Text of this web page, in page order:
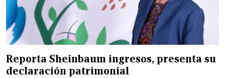
Reporta Sheinbaum ingresos, presenta su
declaración patrimonial